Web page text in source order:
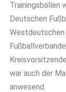
Trainingsbällen
Deutschen
Westdeutschen
war auch der
anwesend.